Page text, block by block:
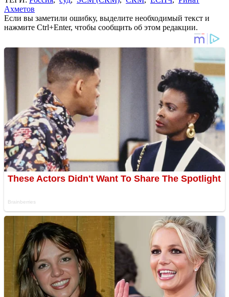
Ахметов
Если вы заметили ошибку, выделите необходимый текст и
нажмите Ctrl+Enter, чтобы сообщить об этом редакции.